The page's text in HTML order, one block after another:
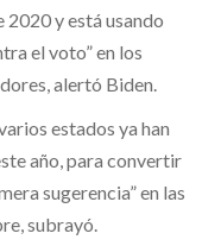
2020 y está usando
el voto” en los
alertó Biden.
estados ya han
año, para convertir
sugerencia” en las
subrayó.